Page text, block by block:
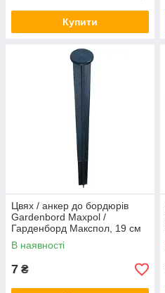
Купити
Цвях / анкер до бордюрів
Gardenbord Maxpol /
Гарденборд Макспол, 19 см
(Польща)
В наявності
7 ₴